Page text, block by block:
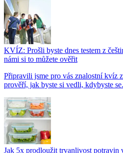
KVÍZ: Prošli byste dnes testem z
námi si to můžete ověřit
Připravili jsme pro vás znalostní kvíz
prověří, jak byste si vedli, kdybyste
Jak 5x prodloužit trvanlivost potravin